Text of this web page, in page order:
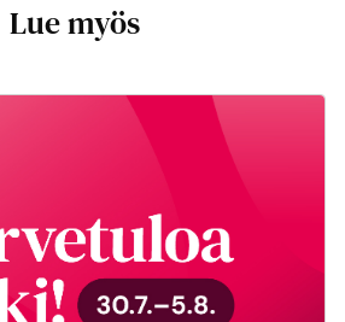
Lue myös